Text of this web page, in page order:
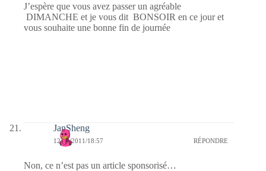
J’espère que vous avez passer un agréable
DIMANCHE et je vous dit BONSOIR en ce jour et
vous souhaite une bonne fin de journée
JanSheng
12/06/2011/18:57 RÉPONDRE
Non, ce n’est pas un article sponsorisé…